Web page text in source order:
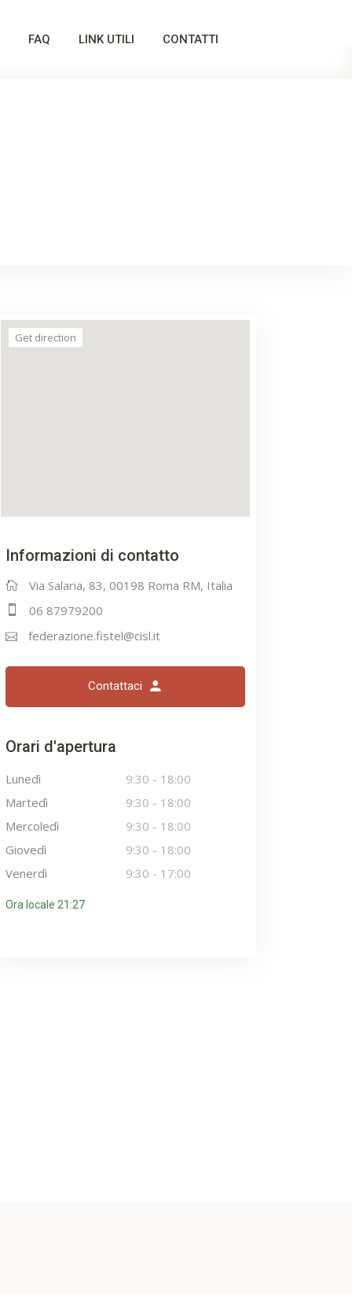
FAQ LINK UTILI CONTATTI
Get direction
Informazioni di contatto
Via Salaria, 83, 00198 Roma RM, Italia
06 87979200
federazione.fistel@cisl.it
Contattaci
Orari d'apertura
Lunedì 9:30 - 18:00
Martedì
9:30 - 18:00
Mercoledì
9:30 - 18:00
Giovedì
9:30 - 18:00
Venerdì
9:30 - 17:00
Ora locale 21:27